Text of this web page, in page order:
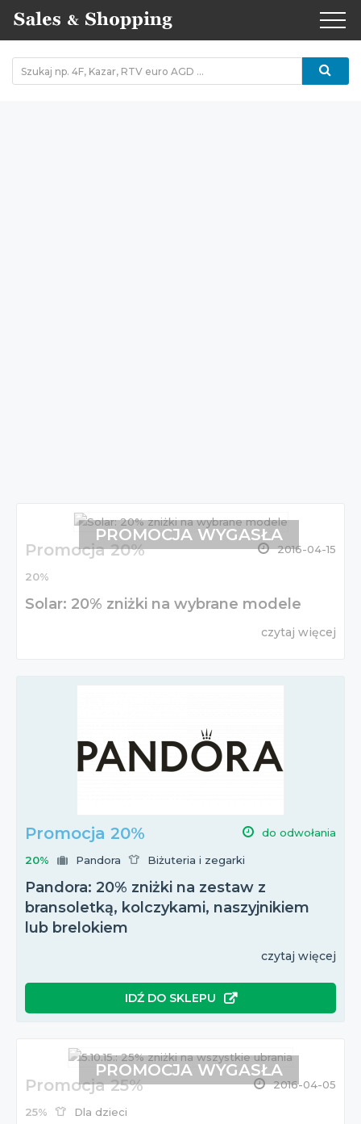
Promocja 20% 2016-04-15
20%
Solar: 20% zniżki na wybrane modele
czytaj więcej
PROMOCJA WYGASŁA
Promocja 20% do odwołania
20% Pandora Biżuteria i zegarki
Pandora: 20% zniżki na zestaw z
bransoletką, kolczykami, naszyjnikiem
lub brelokiem
czytaj więcej
IDŹ DO SKLEPU
Promocja 25% 2016-04-05
25% Dla dzieci
PROMOCJA WYGASŁA